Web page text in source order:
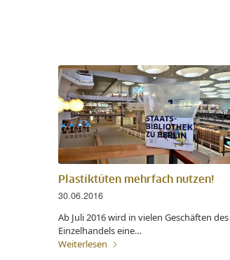
Plastiktüten mehrfach nutzen!
30.06.2016
Ab Juli 2016 wird in vielen Geschäften des
Einzelhandels eine…
Weiterlesen